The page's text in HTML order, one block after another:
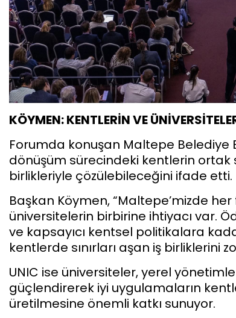
KÖYMEN: KENTLERİN VE
Forumda konuşan Maltepe Belediye
dönüşüm sürecindeki kentlerin ortak
birlikleriyle çözülebileceğini ifade etti.
Başkan Köymen, “Maltepe’mizde
üniversitelerin birbirine ihtiyacı var.
ve kapsayıcı kentsel politikalara
kentlerde sınırları aşan iş birliklerini
UNIC ise üniversiteler, yerel
güçlendirerek iyi uygulamaların
üretilmesine önemli katkı sunuyor.